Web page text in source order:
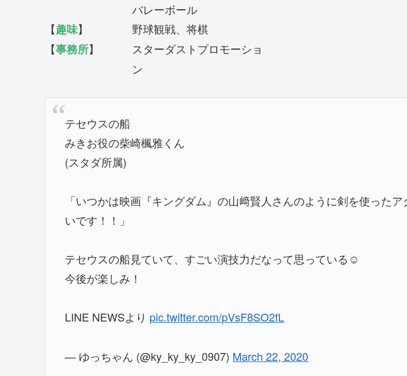
バレーボール
【趣味】 野球観戦、将棋
【事務所】 スターダストプロモーショ
ン
テセウスの船
みきお役の柴崎楓雅くん
(スタダ所属)
「いつかは映画『キングダム』の山﨑賢人さんのように剣を使った
いです！！」
テセウスの船見ていて、すごい演技力だなって思っている☺️
今後が楽しみ！
LINE NEWSより pic.twitter.com/pVsF8SO2fL
— ゆっちゃん (@ky_ky_ky_0907) March 22, 2020